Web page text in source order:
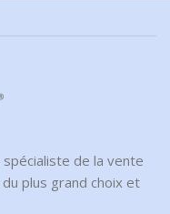
de la vente
plus grand choix et